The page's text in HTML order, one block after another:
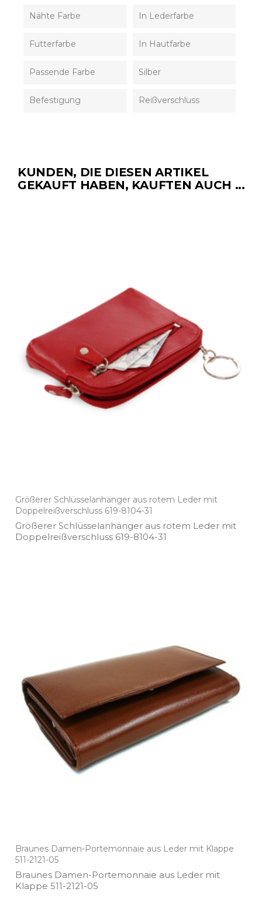
Nähte Farbe In Lederfarbe
Futterfarbe In Hautfarbe
Passende Farbe Silber
Befestigung Reißverschluss
KUNDEN, DIE DIESEN ARTIKEL
GEKAUFT HABEN, KAUFTEN AUCH ...
Größerer Schlüsselanhänger aus rotem Leder mit
Doppelreißverschluss 619-8104-31
Größerer Schlüsselanhänger aus rotem Leder mit
Doppelreißverschluss 619­-8104­-31
Braunes Damen-Portemonnaie aus Leder mit Klappe
511-2121-05
Braunes Damen­-Portemonnaie aus Leder mit
Klappe 511­-2121­-05